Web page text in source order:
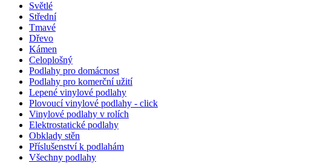
Světlé
Střední
Tmavé
Dřevo
Kámen
Celoplošný
Podlahy pro domácnost
Podlahy pro komerční užití
Lepené vinylové podlahy
Plovoucí vinylové podlahy - click
Vinylové podlahy v rolích
Elektrostatické podlahy
Obklady stěn
Příslušenství k podlahám
Všechny podlahy